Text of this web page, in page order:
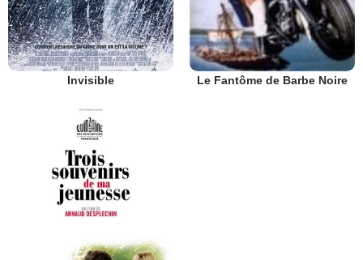
Invisible Le Fantôme de Barbe Noire